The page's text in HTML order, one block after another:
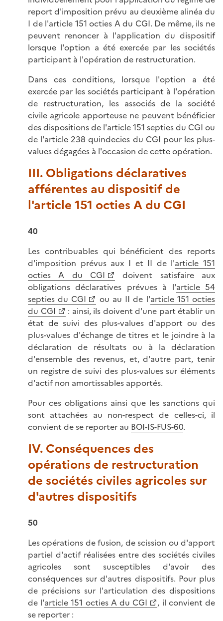
report d'imposition prévu au deuxième alinéa du
I de l'article 151 octies A du CGI. De même, ils ne
peuvent renoncer à l'application du dispositif
lorsque l'option a été exercée par les sociétés
participant à l'opération de restructuration.
Dans ces conditions, lorsque l'option a été
exercée par les sociétés participant à l'opération
de restructuration, les associés de la société
civile agricole apporteuse ne peuvent bénéficier
des dispositions de l'article 151 septies du CGI ou
de l'article 238 quindecies du CGI pour les plus-
values dégagées à l'occasion de cette opération.
III. Obligations déclaratives
afférentes au dispositif de
l'article 151 octies A du CGI
40
Les contribuables qui bénéficient des reports
d'imposition prévus aux I et II de l'article 151
octies A du CGI
doivent satisfaire aux
obligations déclaratives prévues à l'article 54
septies du CGI
ou au II de l'article 151 octies
du CGI
: ainsi, ils doivent d'une part établir un
état de suivi des plus-values d'apport ou des
plus-values d'échange de titres et le joindre à la
déclaration de résultats ou à la déclaration
d'ensemble des revenus, et, d'autre part, tenir
un registre de suivi des plus-values sur éléments
d'actif non amortissables apportés.
Pour ces obligations ainsi que les sanctions qui
sont attachées au non-respect de celles-ci, il
convient de se reporter au BOI-IS-FUS-60.
IV. Conséquences des
opérations de restructuration
de sociétés civiles agricoles sur
d'autres dispositifs
50
Les opérations de fusion, de scission ou d'apport
partiel d'actif réalisées entre des sociétés civiles
agricoles sont susceptibles d'avoir des
conséquences sur d'autres dispositifs. Pour plus
de précisions sur l'articulation des dispositions
de l'article 151 octies A du CGI
, il convient de
se reporter :